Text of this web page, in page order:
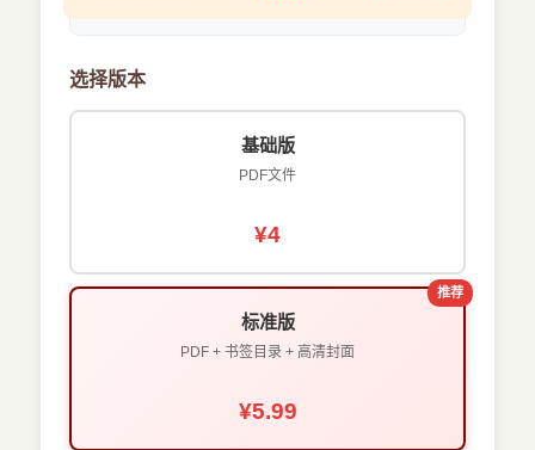
选择版本
基础版
PDF文件
¥4
推荐
标准版
PDF + 书签目录 + 高清封面
¥5.99